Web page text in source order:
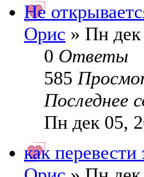
Не
Орис » Пн
0 Ответы
585
Последнее
Пн дек 05,
как